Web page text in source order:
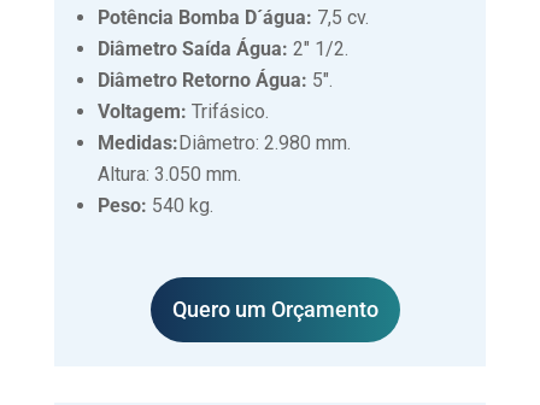
Potência Bomba D´água: 7,5 cv.
Diâmetro Saída Água: 2″ 1/2.
Diâmetro Retorno Água: 5″.
Voltagem: Trifásico.
Medidas: Diâmetro: 2.980 mm.
Altura: 3.050 mm.
Peso: 540 kg.
Quero um Orçamento